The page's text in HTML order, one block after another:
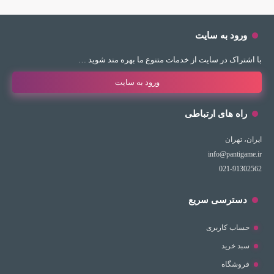
ورود به سایت
با اشتراک در سایت از خدمات متنوع ما بهره مند شوید …
ورود به سایت
راه های ارتباطی
ایران، تهران
info@pantigame.ir
021-91302562
دسترسی سریع
حساب کاربری
سبد خرید
فروشگاه